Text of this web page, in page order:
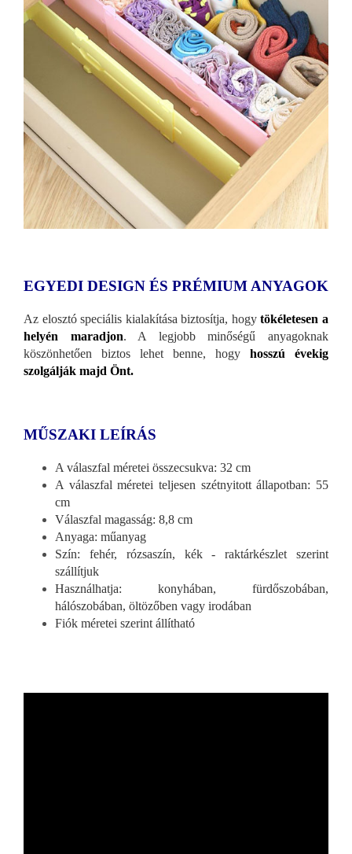
EGYEDI DESIGN ÉS PRÉMIUM ANYAGOK
Az elosztó speciális kialakítása biztosítja, hogytökéletesen a
helyén maradjon. A legjobb minőségű anyagoknak
köszönhetően biztos lehet benne, hogy hosszú évekig
szolgálják majd Önt.
MŰSZAKI LEÍRÁS
A válaszfal méretei összecsukva: 32 cm
A válaszfal méretei teljesen szétnyitott állapotban: 55
cm
Válaszfal magasság: 8,8 cm
Anyaga: műanyag
Szín: fehér, rózsaszín, kék - raktárkészlet szerint
szállítjuk
Használhatja: konyhában, fürdőszobában,
hálószobában, öltözőben vagy irodában
Fiók méretei szerint állítható